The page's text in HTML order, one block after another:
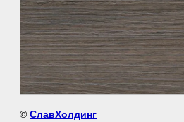
© СлавХолдинг